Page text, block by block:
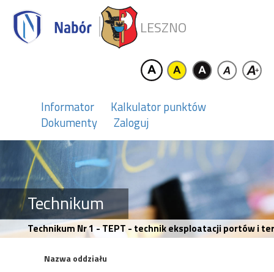
LESZNO
Informator
Kalkulator punktów
Dokumenty
Zaloguj
Technikum
Technikum Nr 1 - TEPT - technik eksploatacji portów i
Nazwa oddziału